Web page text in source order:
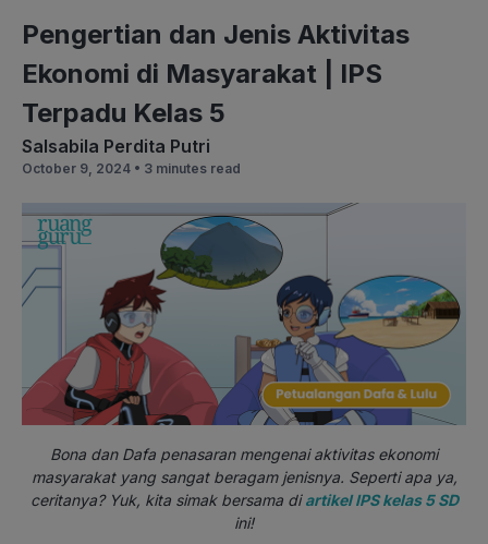
Pengertian dan Jenis Aktivitas
Ekonomi di Masyarakat | IPS
Terpadu Kelas 5
Salsabila Perdita Putri
October 9, 2024 • 3 minutes read
Bona dan Dafa penasaran mengenai aktivitas ekonomi
masyarakat yang sangat beragam jenisnya. Seperti apa ya,
ceritanya? Yuk, kita simak bersama diartikel IPS kelas 5 SD
ini!